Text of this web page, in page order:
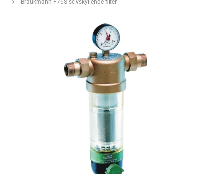
Braukmann F76S selvskyllende filter